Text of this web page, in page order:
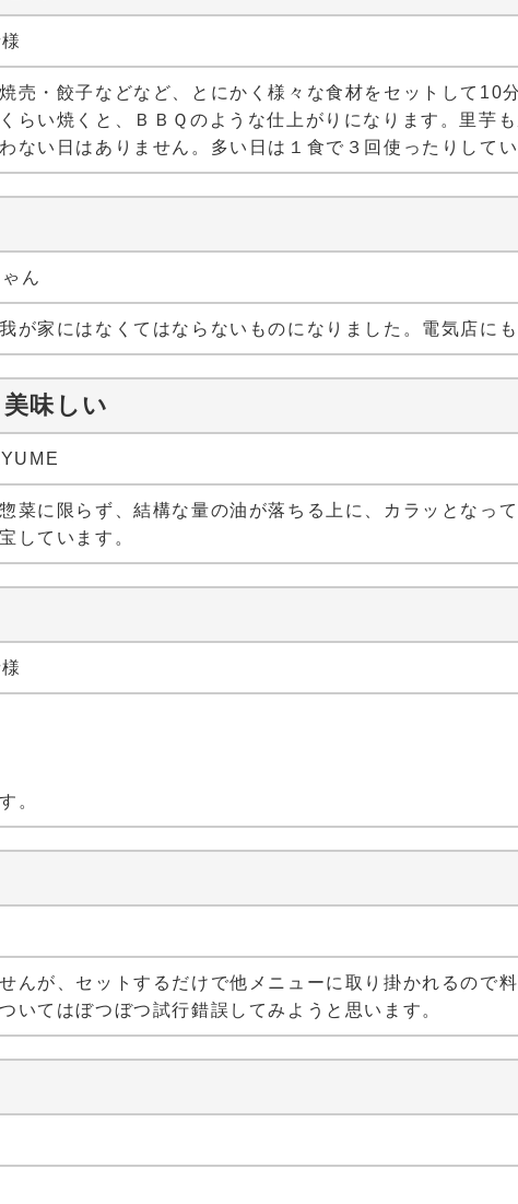
売・餃子などなど、とにかく様々な食材をセットして10分
らい焼くと、ＢＢＱのような仕上がりになります。里芋
ない日はありません。多い日は１食で３回使ったりしてい
ん
が家にはなくてはならないものになりました。電気店に
味しい
菜に限らず、結構な量の油が落ちる上に、カラッとなっ
しています。
。
んが、セットするだけで他メニューに取り掛かれるので
いてはぼつぼつ試行錯誤してみようと思います。